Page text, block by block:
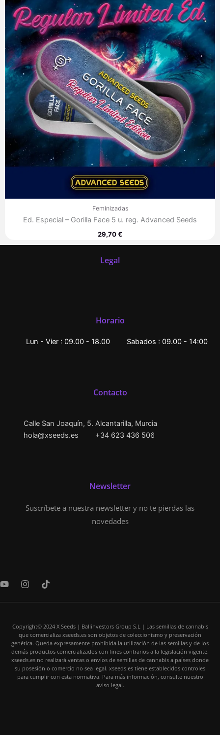
Feminizadas
Ed. Especial – Gorilla Face 5 u. reg. Advanced Seeds
29,70€
Legal
Horario
Lun - Vier : 09.00 - 18.00 Sabados : 09.00 - 14:00
Contacto
Calle San Joaquín, 5. Alcantarilla, Murcia
hola@xseeds.es
+34 623 436 506
Newsletter
Suscríbete a nuestra newsletter y no te pierdas las
novedades
Y
u
I
s
g
r
a
m
T
k
k
Copyright© 2024 X Seeds | Ballinvestors Group S.L | Las semillas de cannabis
que comercializa xseeds.es son objetos de coleccionismo y preservación
genética. Queda expresamente prohibida la utilización de las semillas y de los
demás productos comercializados con fines contrarios a la legislación vigente.
xseeds.es no realizará ventas o envíos de semillas de cannabis a países donde
su posesión o comercio no sea legal. xseeds.es tiene establecidos controles
para cumplir con esta normativa. Para más información, consulte nuestro
aviso legal.